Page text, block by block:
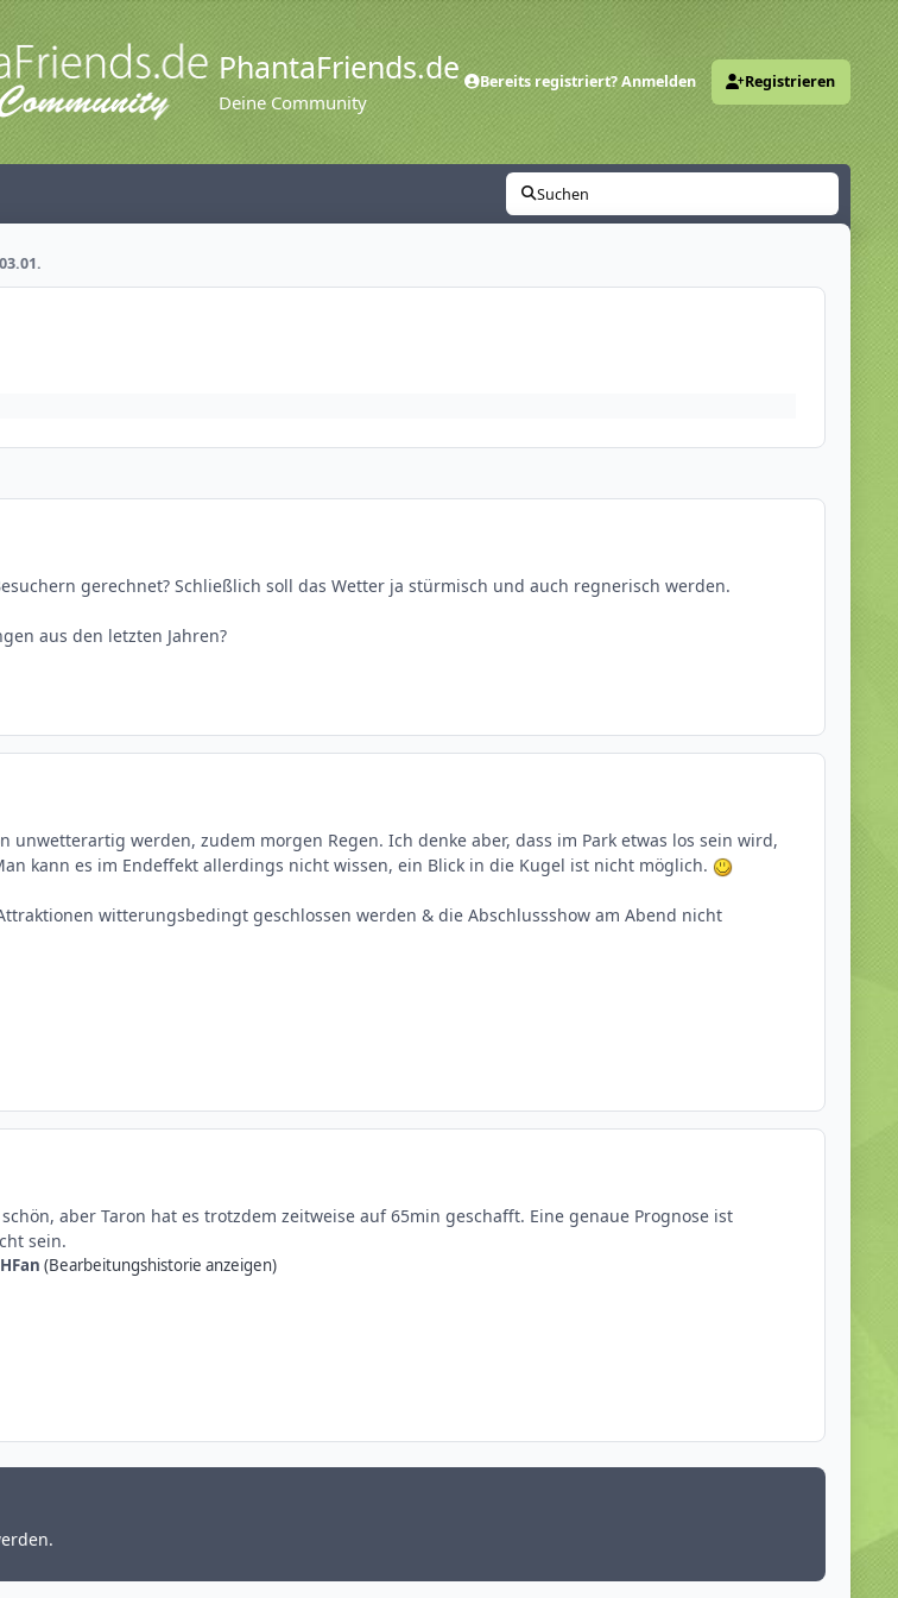
PhantaFriends.de
Deine Community
Bereits registriert? Anmelden Registrieren
Suchen
gerechnet? Schließlich soll das Wetter ja stürmisch und auch regnerisch werden.
aus den letzten Jahren?
unwetterartig werden, zudem morgen Regen. Ich denke aber, dass im Park etwas los sein wird,
kann es im Endeffekt allerdings nicht wissen, ein Blick in die Kugel ist nicht möglich.
witterungsbedingt geschlossen werden & die Abschlussshow am Abend nicht
aber Taron hat es trotzdem zeitweise auf 65min geschafft. Eine genaue Prognose ist
sein.
(Bearbeitungshistorie anzeigen)